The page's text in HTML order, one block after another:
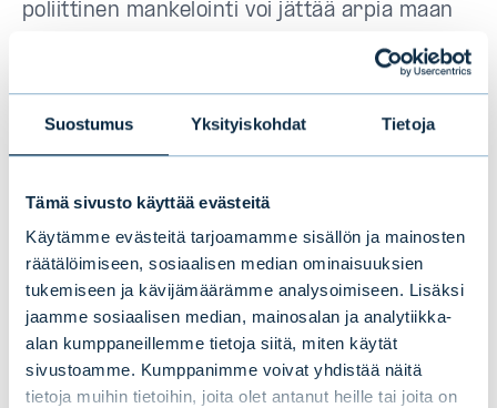
Suostumus Yksityiskohdat Tietoja
Tämä sivusto käyttää evästeitä
Käytämme evästeitä tarjoamamme sisällön ja mainosten
räätälöimiseen, sosiaalisen median ominaisuuksien
tukemiseen ja kävijämäärämme analysoimiseen. Lisäksi
jaamme sosiaalisen median, mainosalan ja analytiikka-
alan kumppaneillemme tietoja siitä, miten käytät
sivustoamme. Kumppanimme voivat yhdistää näitä
tietoja muihin tietoihin, joita olet antanut heille tai joita on
poliittinen mankelointi voi jättää arpia maan
Menokehityksen toteutumisella on
merkittävä vaikutus
sosiaalisille hankkeille. Investointien
vaikutuskerroin talouteen voi olla 1,5
kertainen käytettyyn rahamäärään nähden
ja näin vauhdittaen kasvua edelleen. Sen
kääntöpuolena on kasvava rahoitustarve,
joka tarkoittaa henkilö- ja yritysverotuksen
kiristymistä ja liittovaltion velkaemissioiden